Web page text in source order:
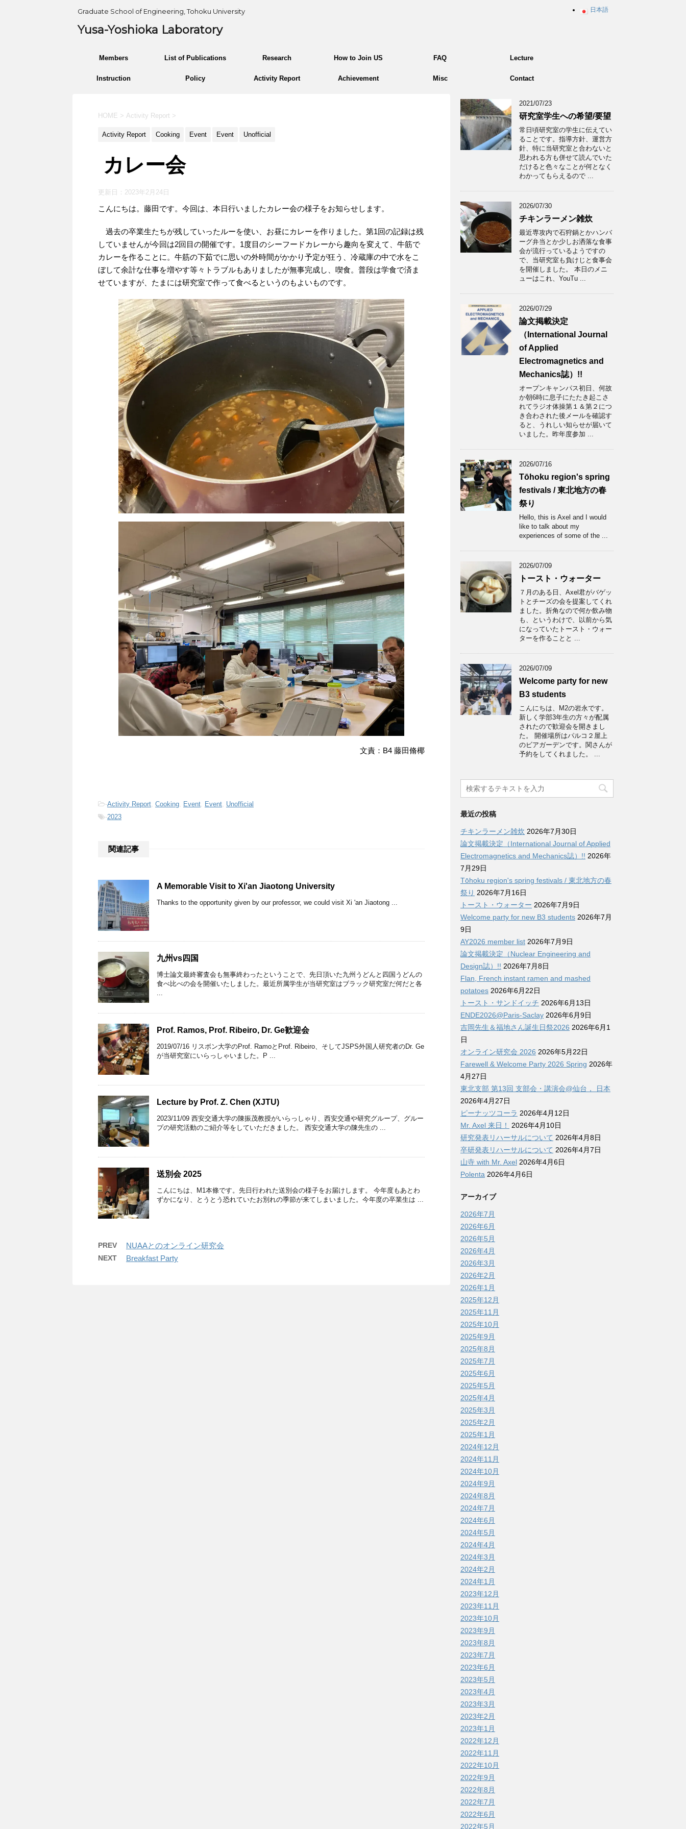
Graduate School of Engineering, Tohoku University
Yusa-Yoshioka Laboratory
日本語
Members List of Publications Research How to Join US FAQ Lecture
Instruction Policy Activity Report Achievement Misc Contact
HOME > Activity Report >
Activity Report Cooking Event Event Unofficial
カレー会
更新日： 2023年2月24日
こんにちは。藤田です。今回は、本日行いましたカレー会の様子をお知らせします。
過去の卒業生たちが残していったルーを使い、お昼にカレーを作りました。第1回の記録は残
していませんが今回は2回目の開催です。1度目のシーフードカレーから趣向を変えて、牛筋で
カレーを作ることに。牛筋の下茹でに思いの外時間がかかり予定が狂う、冷蔵庫の中で水をこ
ぼして余計な仕事を増やす等々トラブルもありましたが無事完成し、喫食。普段は学食で済ま
せていますが、たまには研究室で作って食べるというのもよいものです。
文責：B4 藤田脩椰
-Activity Report, Cooking, Event, Event, Unofficial
-2023
関連記事
A Memorable Visit to Xi'an Jiaotong University
Thanks to the opportunity given by our professor, we could visit Xi 'an Jiaotong ...
九州vs四国
博士論文最終審査会も無事終わったということで、先日頂いた九州うどんと四国うどんの
食べ比べの会を開催いたしました。最近所属学生が当研究室はブラック研究室だ何だと各
...
Prof. Ramos, Prof. Ribeiro, Dr. Ge歓迎会
2019/07/16 リスボン大学のProf. RamoとProf. Ribeiro、そしてJSPS外国人研究者のDr. Ge
が当研究室にいらっしゃいました。P ...
Lecture by Prof. Z. Chen (XJTU)
2023/11/09 西安交通大学の陳振茂教授がいらっしゃり、西安交通や研究グループ、グルー
プの研究活動のご紹介等をしていただきました。 西安交通大学の陳先生の ...
送別会 2025
こんにちは、M1本條です。先日行われた送別会の様子をお届けします。 今年度もあとわ
ずかになり、とうとう恐れていたお別れの季節が来てしまいました。今年度の卒業生は ...
PREV NUAAとのオンライン研究会
NEXT Breakfast Party
2021/07/23
研究室学生への希望/要望
常日頃研究室の学生に伝えてい
ることです。指導方針、運営方
針、特に当研究室と合わないと
思われる方も併せて読んでいた
だけると色々なことが何となく
わかってもらえるので ...
2026/07/30
チキンラーメン雑炊
最近専攻内で石狩鍋とかハンバ
ーグ弁当とか少しお洒落な食事
会が流行っているようですの
で、当研究室も負けじと食事会
を開催しました。 本日のメニ
ューはこれ、YouTu ...
2026/07/29
論文掲載決定
（International Journal
of Applied
Electromagnetics and
Mechanics誌）!!
オープンキャンパス初日、何故
か朝6時に息子にたたき起こさ
れてラジオ体操第１＆第２につ
き合わされた後メールを確認す
ると、うれしい知らせが届いて
いました。昨年度参加 ...
2026/07/16
Tōhoku region's spring
festivals / 東北地方の春
祭り
Hello, this is Axel and I would
like to talk about my
experiences of some of the ...
2026/07/09
トースト・ウォーター
７月のある日、Axel君がバゲッ
トとチーズの会を提案してくれ
ました。折角なので何か飲み物
も、というわけで、以前から気
になっていたトースト・ウォー
ターを作ることと ...
2026/07/09
Welcome party for new
B3 students
こんにちは、M2の岩永です。
新しく学部3年生の方々が配属
されたので歓迎会を開きまし
た。 開催場所はパルコ２屋上
のビアガーデンです。関さんが
予約をしてくれました。 ...
最近の投稿
チキンラーメン雑炊 2026年7月30日
論文掲載決定（International Journal of Applied
Electromagnetics and Mechanics誌）!! 2026年
7月29日
Tōhoku region's spring festivals / 東北地方の春
祭り 2026年7月16日
トースト・ウォーター 2026年7月9日
Welcome party for new B3 students 2026年7月
9日
AY2026 member list 2026年7月9日
論文掲載決定（Nuclear Engineering and
Design誌）!! 2026年7月8日
Flan, French instant ramen and mashed
potatoes 2026年6月22日
トースト・サンドイッチ 2026年6月13日
ENDE2026@Paris-Saclay 2026年6月9日
吉岡先生＆福地さん誕生日祭2026 2026年6月1
日
オンライン研究会 2026 2026年5月22日
Farewell & Welcome Party 2026 Spring 2026年
4月27日
東北支部 第13回 支部会・講演会@仙台， 日本
2026年4月27日
ピーナッツコーラ 2026年4月12日
Mr. Axel 来日！
2026年4月10日
研究発表リハーサルについて 2026年4月8日
卒研発表リハーサルについて 2026年4月7日
山寺 with Mr. Axel 2026年4月6日
Polenta 2026年4月6日
アーカイブ
2026年7月
2026年6月
2026年5月
2026年4月
2026年3月
2026年2月
2026年1月
2025年12月
2025年11月
2025年10月
2025年9月
2025年8月
2025年7月
2025年6月
2025年5月
2025年4月
2025年3月
2025年2月
2025年1月
2024年12月
2024年11月
2024年10月
2024年9月
2024年8月
2024年7月
2024年6月
2024年5月
2024年4月
2024年3月
2024年2月
2024年1月
2023年12月
2023年11月
2023年10月
2023年9月
2023年8月
2023年7月
2023年6月
2023年5月
2023年4月
2023年3月
2023年2月
2023年1月
2022年12月
2022年11月
2022年10月
2022年9月
2022年8月
2022年7月
2022年6月
2022年5月